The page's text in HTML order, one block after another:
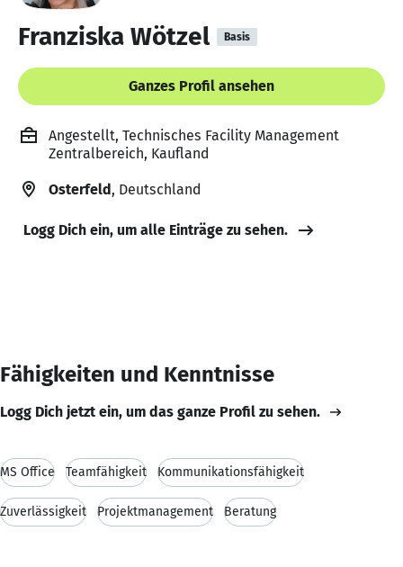
Franziska Wötzel Basis
Ganzes Profil ansehen
Angestellt, Technisches Facility Management
Zentralbereich, Kaufland
Osterfeld, Deutschland
Logg Dich ein, um alle Einträge zu sehen.
Fähigkeiten und Kenntnisse
Logg Dich jetzt ein, um das ganze Profil zu sehen.
MS Office Teamfähigkeit Kommunikationsfähigkeit
Zuverlässigkeit Projektmanagement Beratung